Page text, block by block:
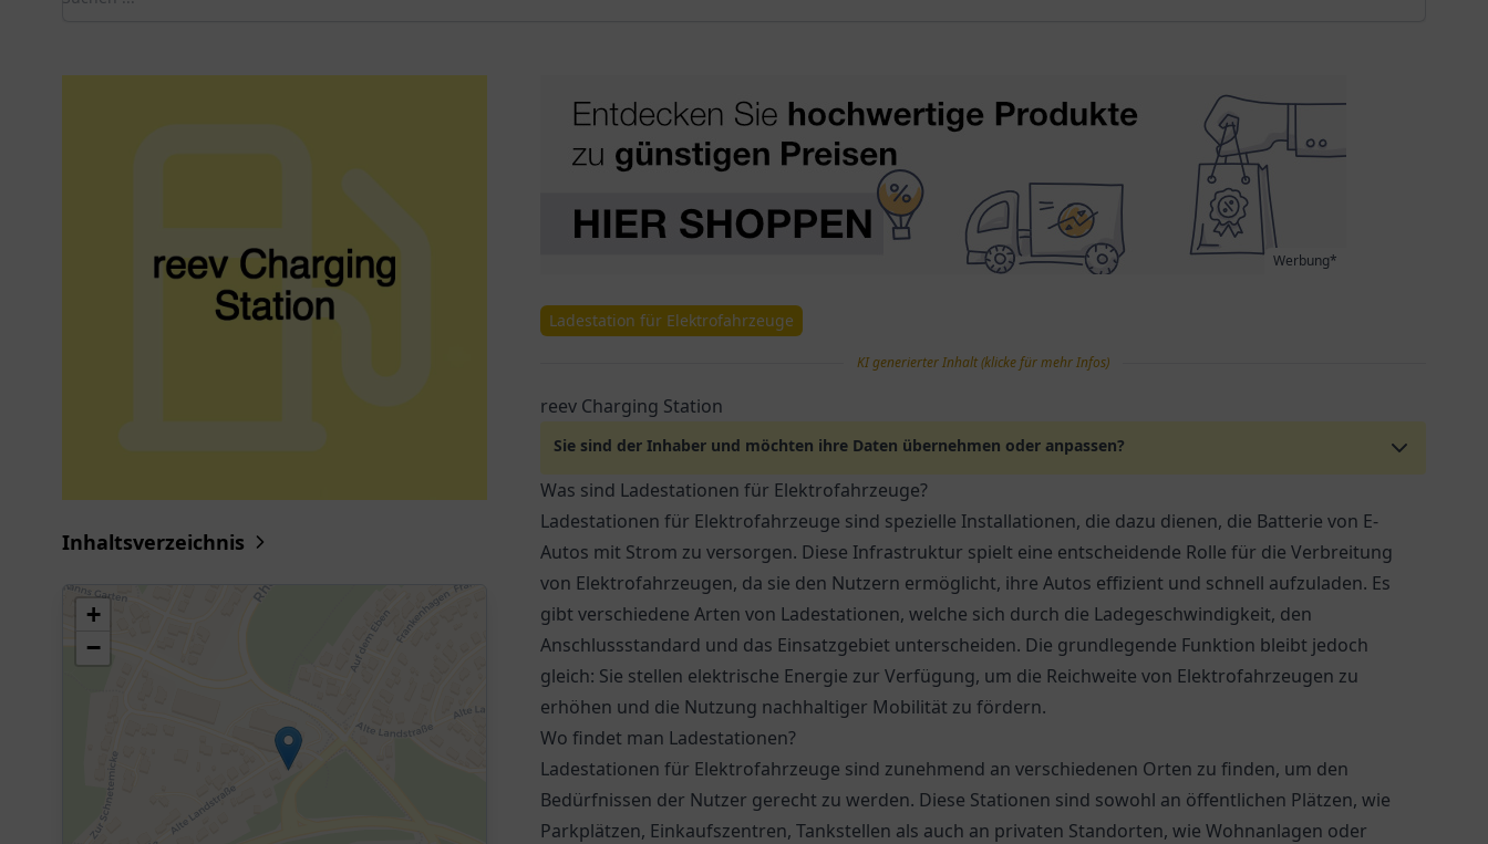
Inhaltsverzeichnis
+
−
Werbung*
Ladestation für Elektrofahrzeuge
KI generierter Inhalt (klicke für mehr Infos)
reev Charging Station
Sie sind der Inhaber und möchten ihre Daten übernehmen oder anpassen?
Was sind Ladestationen für Elektrofahrzeuge?
Ladestationen für Elektrofahrzeuge sind spezielle Installationen, die dazu dienen, die Batterie von E-
Autos mit Strom zu versorgen. Diese Infrastruktur spielt eine entscheidende Rolle für die Verbreitung
von Elektrofahrzeugen, da sie den Nutzern ermöglicht, ihre Autos effizient und schnell aufzuladen. Es
gibt verschiedene Arten von Ladestationen, welche sich durch die Ladegeschwindigkeit, den
Anschlussstandard und das Einsatzgebiet unterscheiden. Die grundlegende Funktion bleibt jedoch
gleich: Sie stellen elektrische Energie zur Verfügung, um die Reichweite von Elektrofahrzeugen zu
erhöhen und die Nutzung nachhaltiger Mobilität zu fördern.
Wo findet man Ladestationen?
Ladestationen für Elektrofahrzeuge sind zunehmend an verschiedenen Orten zu finden, um den
Bedürfnissen der Nutzer gerecht zu werden. Diese Stationen sind sowohl an öffentlichen Plätzen, wie
Parkplätzen, Einkaufszentren, Tankstellen als auch an privaten Standorten, wie Wohnanlagen oder